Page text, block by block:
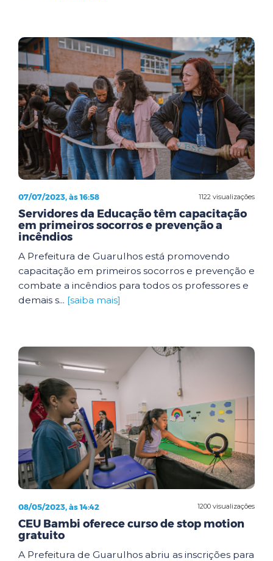
1122 visualizações
07/07/2023, às 16:58
Servidores da Educação têm capacitação
em primeiros socorros e prevenção a
incêndios
A Prefeitura de Guarulhos está promovendo
capacitação em primeiros socorros e prevenção e
combate a incêndios para todos os professores e
demais s... [saiba mais]
1200 visualizações
08/05/2023, às 14:42
CEU Bambi oferece curso de stop motion
gratuito
A Prefeitura de Guarulhos abriu as inscrições para